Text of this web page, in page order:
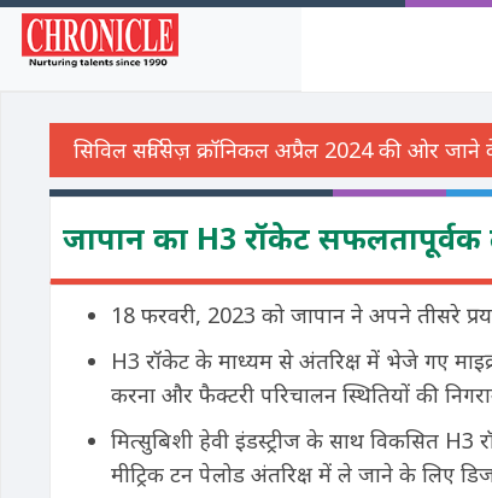
जापान का H3 रॉकेट सफलतापूर्वक
18 फरवरी, 2023 को जापान ने अपने तीसरे
H3 रॉकेट के माध्यम से अंतरिक्ष में भेजे गए
करना और फैक्टरी परिचालन स्थितियों की
मित्सुबिशी हेवी इंडस्ट्रीज के साथ विकसित
मीट्रिक टन पेलोड अंतरिक्ष में ले जाने के लिए